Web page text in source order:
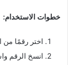
خطوات الاستخدام:
اختر رقمًا من
انسخ الرقم